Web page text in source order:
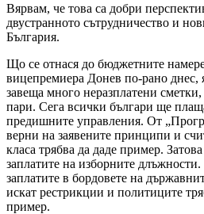
Вярвам, че това са добри
двустранното сътрудничество и
България.
Що се отнася до бюджетните
вицепремиера Донев по-рано днес,
завеща много неразплатени
пари. Сега всички българи ще
предишните управления. От
верни на заявените принципи и
класа трябва да даде пример.
заплатите на изборните
заплатите в бордовете на
искат рестрикции и политиците
пример.